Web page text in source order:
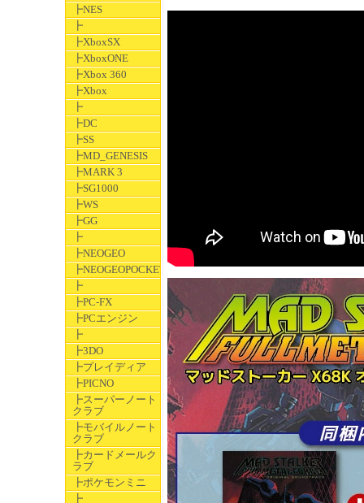
┣NES
┣
┣XboxSX
┣XboxONE
┣Xbox 360
┣Xbox
┣
┣DC
┣SS
┣MD_GENESIS
┣MARK 3
┣SG1000
┣WS
┣GG
┣
┣NEOGEO
┣NEOGEOPOCKET
┣
┣PC-FX
┣PCエンジン
┣
┣3DO
┣プレイディア
┣PICNO
┣スーパーノート
クラブ
┣モバイルノート
クラブ
┣カードメールク
ラブ
┣ポケモンミニ
┣